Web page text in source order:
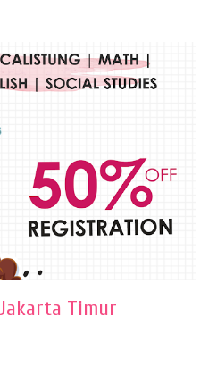
cat akrilik, atau cat minyak dengan
memberikan sapuan warna
yang mempesona dan tentunya
ciri teknik plakat, yaitu: Sapuan
lukisan menutupi seluruh bagian
Timur